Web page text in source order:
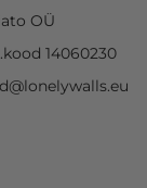
OÜ
14060230